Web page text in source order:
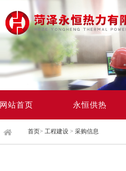
网站首页 永恒供热
首页> 工程建设> 采购信息